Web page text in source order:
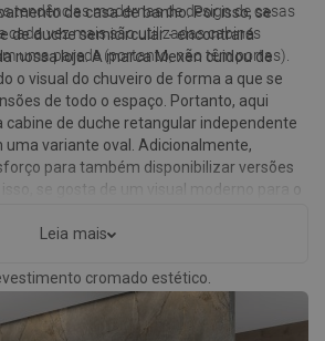
tendências modernas de design de casas
cada vez mais são utilizadas cabines
uma parede (portanto, não têm portas).
de casa de banho. Por isso, se
de duche semicircular - encontrará
nossa loja. A marca Mexen cuidou de
o visual do chuveiro de forma a que se
de todo o espaço. Portanto, aqui
de duche retangular independente
uma variante oval. Adicionalmente,
para também disponibilizar versões
se gosta de um visual moderno para o
de estilo clássico - veja como se apresenta
cromado estético.
Leia mais